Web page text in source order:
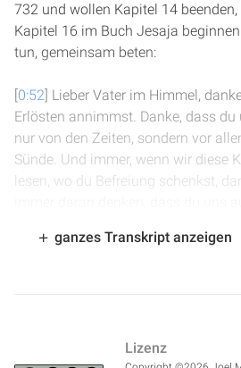
732 und wollen Kapitel 14
Kapitel 16 im Buch Jesaja
tun, gemeinsam beten:
[0:52] Lieber Vater im Himmel,
Erlösten annimmst. Danke, dass
nur von den Zeiten, sondern vor
Sünde. Und immer, wenn wir diese
lesen, wo du Befreiung schenkst,
Weise gefangen halten. Dass du
noch in der Weissagung gegen die
ganzes Transkript anzeigen
Lizenz